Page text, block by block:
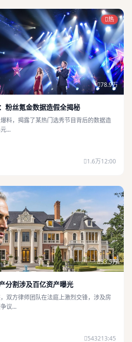
热
78.9万
粉丝氪金数据造假全揭秘
料，揭露了某热门选秀节目背后的数据造
...
1.6万12:00
33.5万
分割涉及百亿资产曝光
双方律师团队在法庭上激烈交锋，涉及房
议...
543213:45